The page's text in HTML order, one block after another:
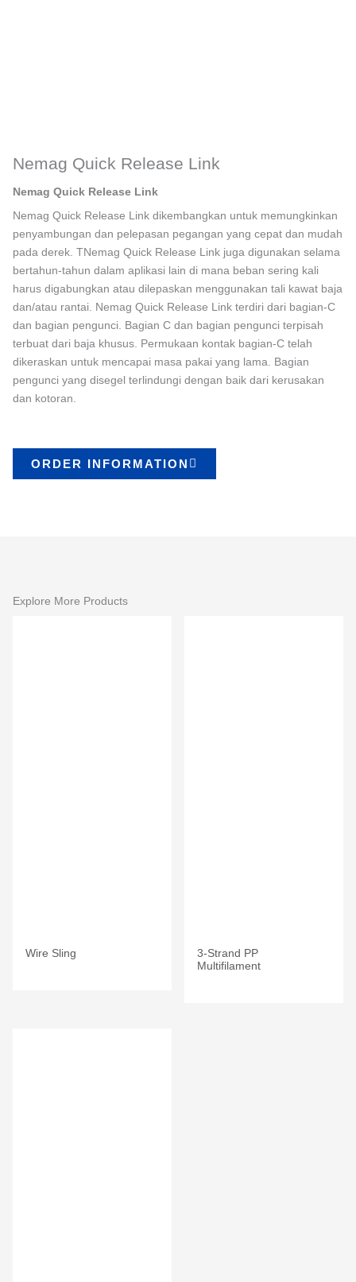
Nemag Quick Release Link
Nemag Quick Release Link
Nemag Quick Release Link dikembangkan untuk memungkinkan
penyambungan dan pelepasan pegangan yang cepat dan mudah
pada derek. TNemag Quick Release Link juga digunakan selama
bertahun-tahun dalam aplikasi lain di mana beban sering kali
harus digabungkan atau dilepaskan menggunakan tali kawat baja
dan/atau rantai. Nemag Quick Release Link terdiri dari bagian-C
dan bagian pengunci. Bagian C dan bagian pengunci terpisah
terbuat dari baja khusus. Permukaan kontak bagian-C telah
dikeraskan untuk mencapai masa pakai yang lama. Bagian
pengunci yang disegel terlindungi dengan baik dari kerusakan
dan kotoran.
ORDER INFORMATION
Explore More Products
Wire Sling
3-Strand PP
Multifilament